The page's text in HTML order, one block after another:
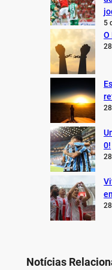
5
O
0!
Notícias